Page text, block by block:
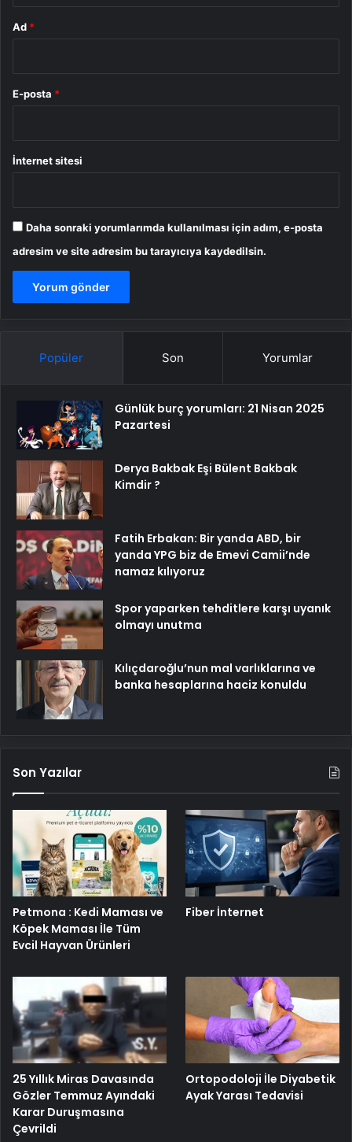
Ad *
E-posta *
İnternet sitesi
Daha sonraki yorumlarımda kullanılması için adım, e-posta
adresim ve site adresim bu tarayıcıya kaydedilsin.
Popüler Son Yorumlar
Günlük burç yorumları: 21 Nisan 2025
Pazartesi
Derya Bakbak Eşi Bülent Bakbak
Kimdir ?
Fatih Erbakan: Bir yanda ABD, bir
yanda YPG biz de Emevi Camii’nde
namaz kılıyoruz
Spor yaparken tehditlere karşı uyanık
olmayı unutma
Kılıçdaroğlu’nun mal varlıklarına ve
banka hesaplarına haciz konuldu
Son Yazılar
Petmona : Kedi Maması ve
Köpek Maması İle Tüm
Evcil Hayvan Ürünleri
Fiber İnternet
25 Yıllık Miras Davasında
Gözler Temmuz Ayındaki
Karar Duruşmasına
Çevrildi
Ortopodoloji İle Diyabetik
Ayak Yarası Tedavisi